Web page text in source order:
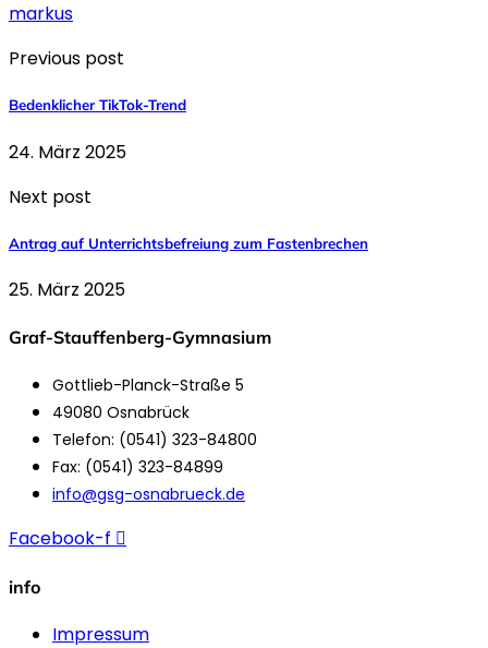
markus
Previous post
Bedenklicher TikTok-Trend
24. März 2025
Next post
Antrag auf Unterrichtsbefreiung zum Fastenbrechen
25. März 2025
Graf-Stauffenberg-Gymnasium
Gottlieb-Planck-Straße 5
49080 Osnabrück
Telefon: (0541) 323-84800
Fax: (0541) 323-84899
info@gsg-osnabrueck.de
Facebook-f
info
Impressum